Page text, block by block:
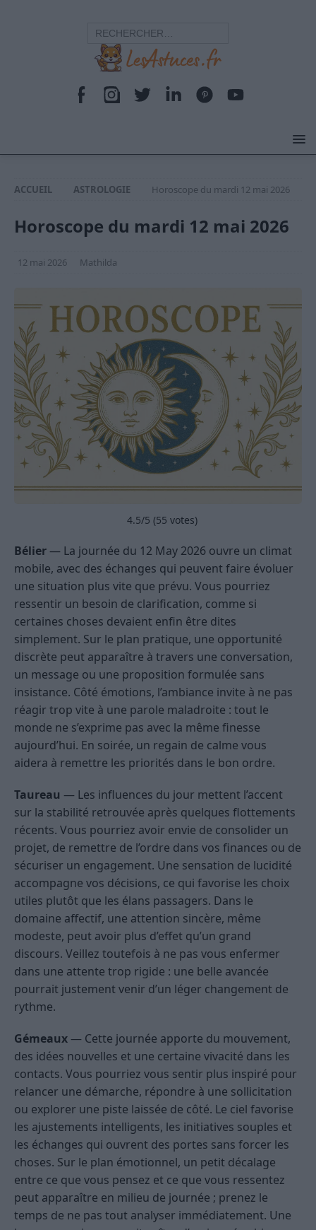
ACCUEIL ASTROLOGIE Horoscope du mardi 12 mai 2026
Horoscope du mardi 12 mai 2026
12 mai 2026 Mathilda
4.5/5 (55 votes)
Bélier — La journée du 12 May 2026 ouvre un climat
mobile, avec des échanges qui peuvent faire évoluer
une situation plus vite que prévu. Vous pourriez
ressentir un besoin de clarification, comme si
certaines choses devaient enfin être dites
simplement. Sur le plan pratique, une opportunité
discrète peut apparaître à travers une conversation,
un message ou une proposition formulée sans
insistance. Côté émotions, l’ambiance invite à ne pas
réagir trop vite à une parole maladroite : tout le
monde ne s’exprime pas avec la même finesse
aujourd’hui. En soirée, un regain de calme vous
aidera à remettre les priorités dans le bon ordre.
Taureau — Les influences du jour mettent l’accent
sur la stabilité retrouvée après quelques flottements
récents. Vous pourriez avoir envie de consolider un
projet, de remettre de l’ordre dans vos finances ou de
sécuriser un engagement. Une sensation de lucidité
accompagne vos décisions, ce qui favorise les choix
utiles plutôt que les élans passagers. Dans le
domaine affectif, une attention sincère, même
modeste, peut avoir plus d’effet qu’un grand
discours. Veillez toutefois à ne pas vous enfermer
dans une attente trop rigide : une belle avancée
pourrait justement venir d’un léger changement de
rythme.
Gémeaux — Cette journée apporte du mouvement,
des idées nouvelles et une certaine vivacité dans les
contacts. Vous pourriez vous sentir plus inspiré pour
relancer une démarche, répondre à une sollicitation
ou explorer une piste laissée de côté. Le ciel favorise
les ajustements intelligents, les initiatives souples et
les échanges qui ouvrent des portes sans forcer les
choses. Sur le plan émotionnel, un petit décalage
entre ce que vous pensez et ce que vous ressentez
peut apparaître en milieu de journée ; prenez le
temps de ne pas tout analyser immédiatement. Une